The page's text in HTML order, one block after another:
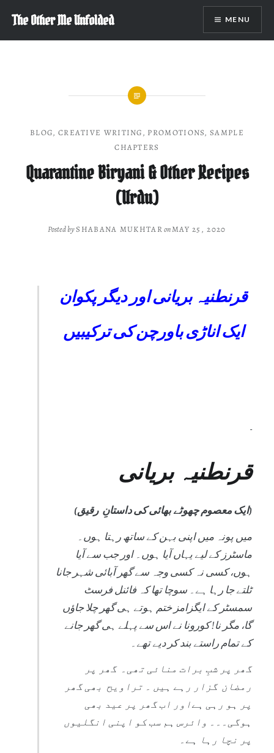
content
The Other Me Unfolded MENU
BLOG, CREATIVE WRITING, PROMOTIONS,SAMPLE
CHAPTERS
Quarantine Biryani & Other Recipes
(Urdu)
Posted bySHABANA MUKHTARonMAY 25, 2020
قرنطنیہ بریانی اور دیگر پکوان
ایک اناڑی باورچن کی ترکیبیں
قرنطنیہ بریانی
(ایک معصوم چھوٹے بھائی کی داستانِ رقیق)
میں پونہ میں اپنی بہن کے ساتھ رہتا ہوں۔
ماسٹرز کے لیے یہاں آیا ہوں۔ اور جب سے آیا
ہوں، کسی نہ کسی وجہ سے گھر آبائی شہر جانا
ٹلتے جا رہا ہے۔ سوچا تھا کہ فائنل فرسٹ
سمسٹر کے ایگزامز ختم ہوتے ہی گھر چلا جاؤں
گا، مگر نا! کورونا نے اس سے پہلے ہی گھر جانے
کے تمام راستے بند کر دیے تھے۔
گھر پر شبِ برات منائی تھی۔ گھر پر
رمضان گزار رہے ہیں ۔ تراویح بھی گھر
پر ہو رہی ہےاور اب گھر پر عید بھی
ہوگی۔۔۔ وائرس ہم سب کو اپنی انگلیوں
پر نچا رہا ہے۔